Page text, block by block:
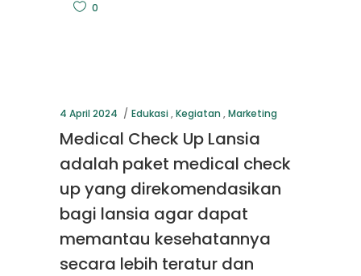
0
4 April 2024 Edukasi,Kegiatan ,Marketing
Medical Check Up Lansia
adalah paket medical check
up yang direkomendasikan
bagi lansia agar dapat
memantau kesehatannya
secara lebih teratur dan